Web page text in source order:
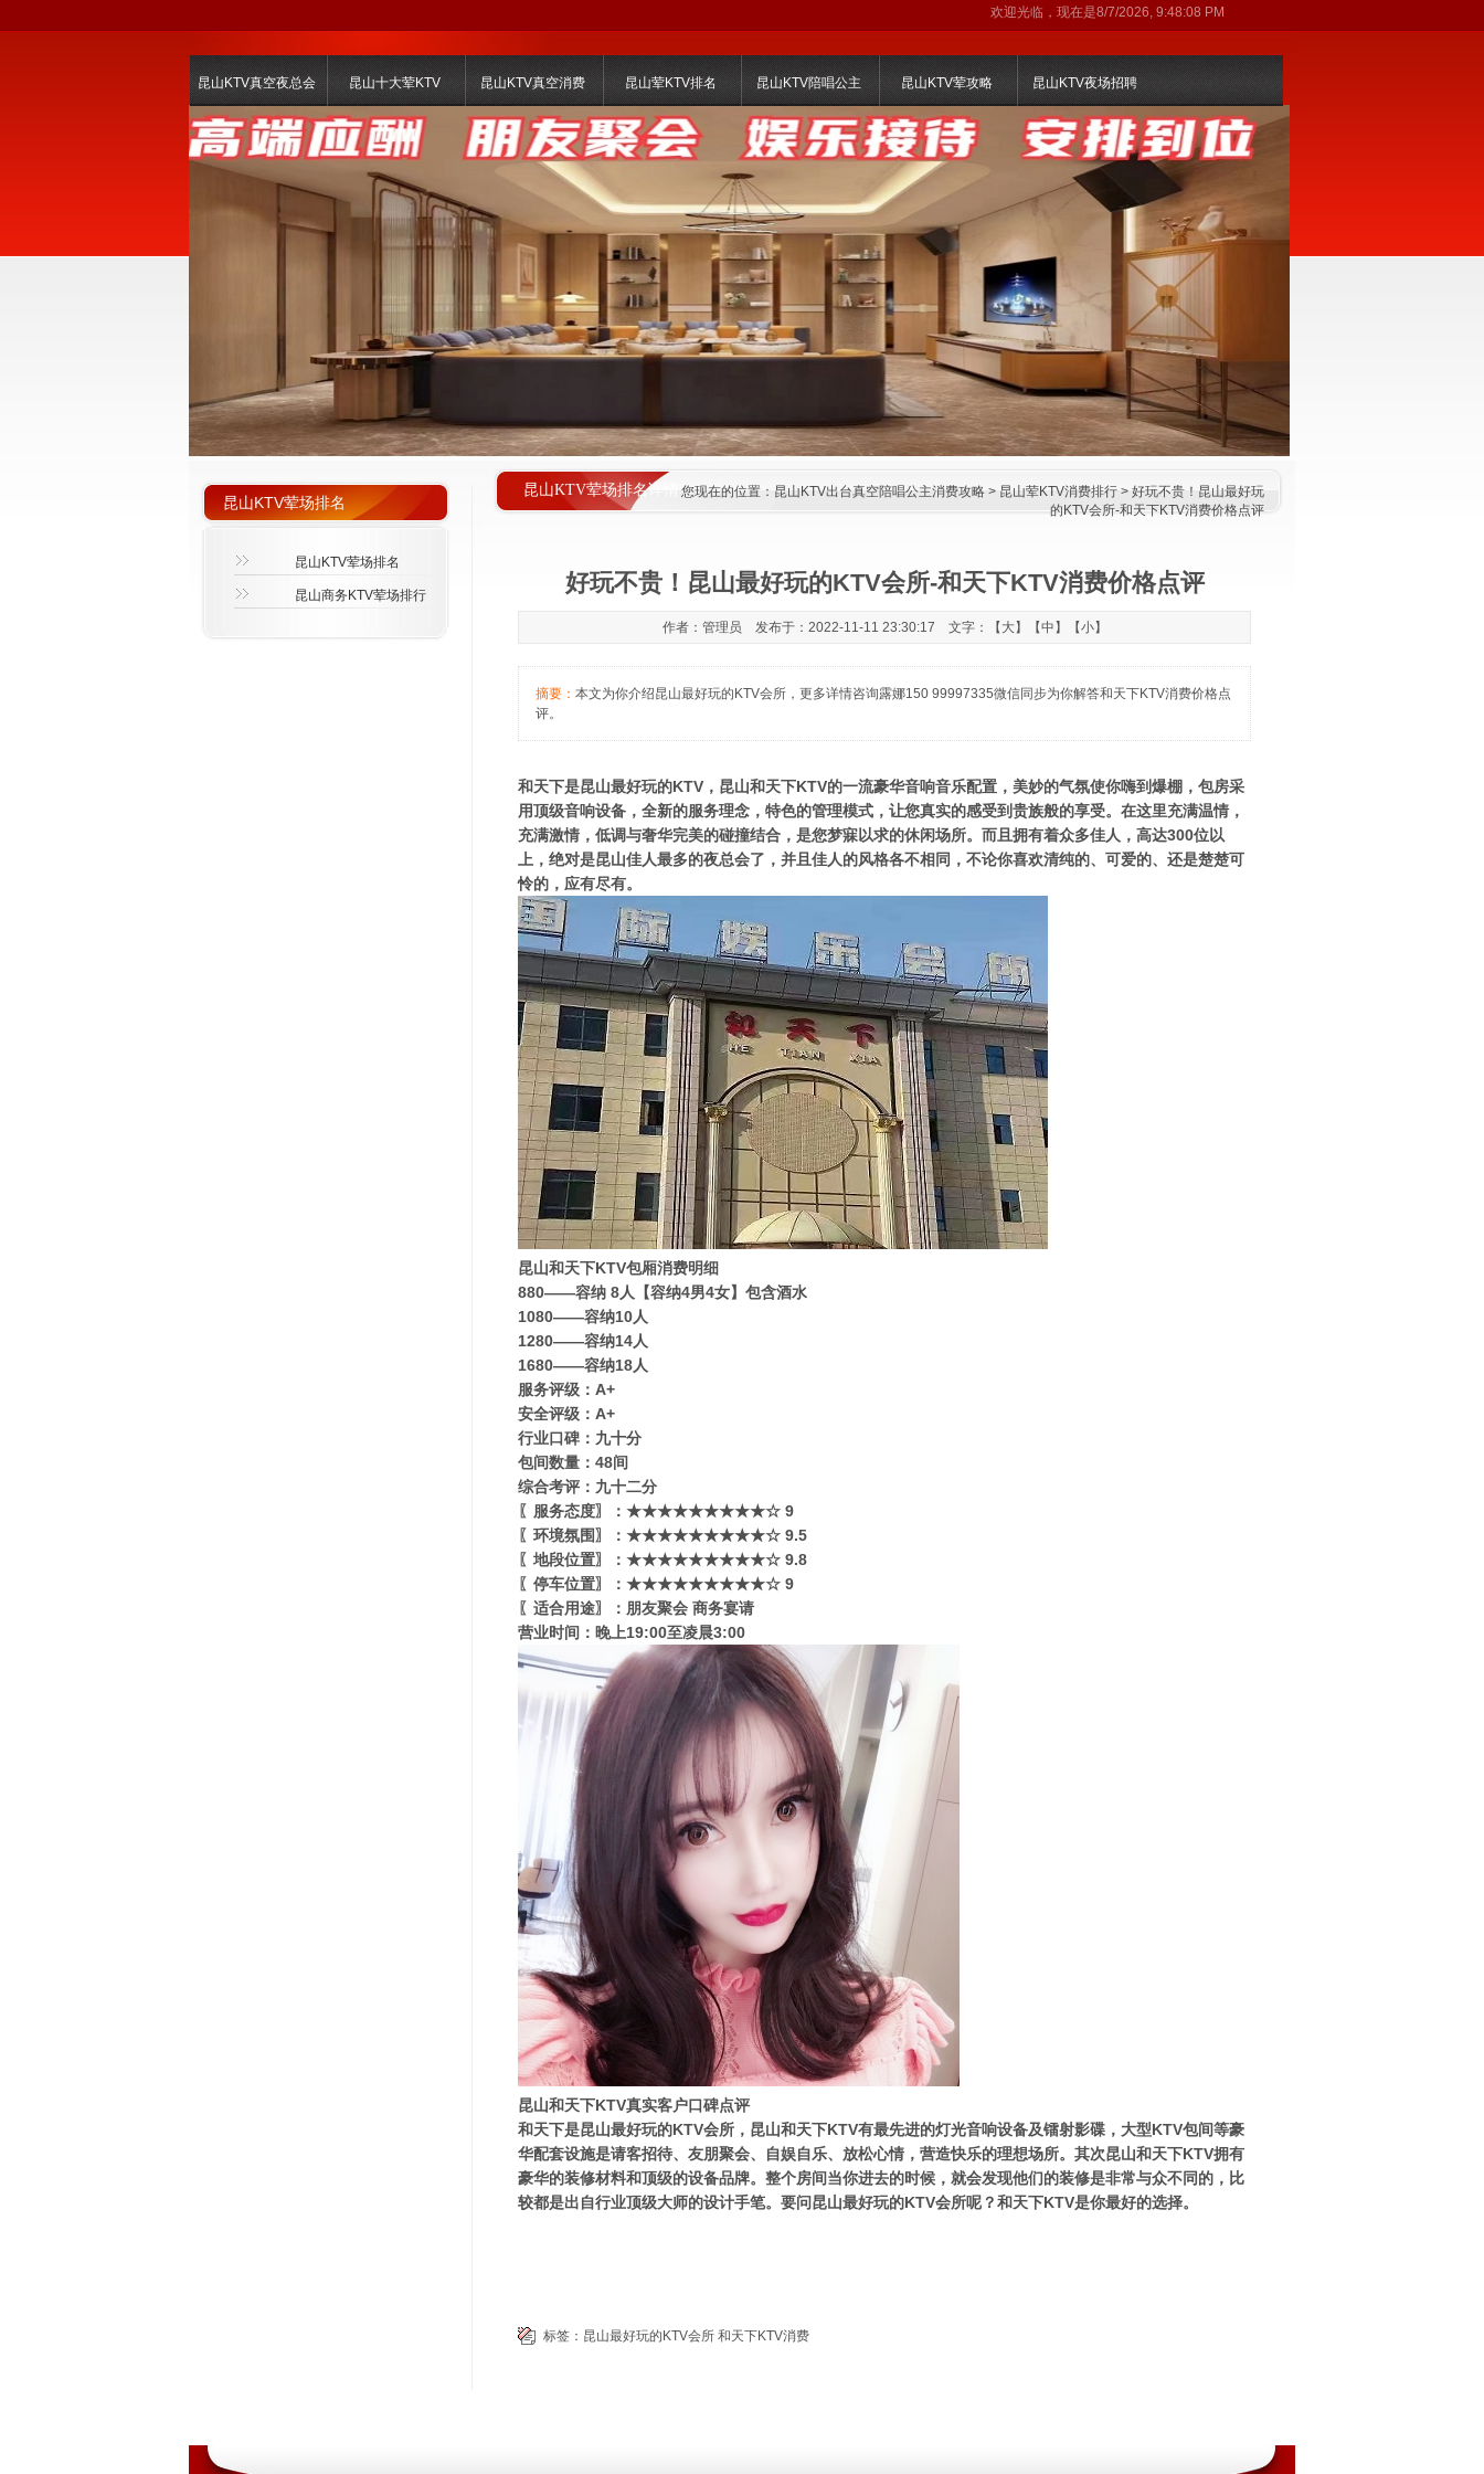
欢迎光临，现在是8/7/2026, 9:48:08 PM
昆山KTV真空夜总会 昆山十大荤KTV 昆山KTV真空消费 昆山荤KTV排名 昆山KTV陪唱公主 昆山KTV荤攻略 昆山KTV夜场招聘
昆山KTV荤场排名详情 您现在的位置： 昆山KTV出台真空陪唱公主消费攻略 > 昆山荤KTV消费排行 > 好玩不贵！昆山最好玩
的KTV会所-和天下KTV消费价格点评
昆山KTV荤场排名
昆山KTV荤场排名
昆山商务KTV荤场排行 好玩不贵！昆山最好玩的KTV会所-和天下KTV消费价格点评
作者：管理员 发布于：2022-11-11 23:30:17 文字：【 大】【中 】【小】
摘要： 本文为你介绍昆山最好玩的KTV会所，更多详情咨询露娜150 99997335微信同步为你解答和天下KTV消费价格点
评。
和天下是昆山最好玩的KTV，昆山和天下KTV的一流豪华音响音乐配置，美妙的气氛使你嗨到爆棚，包房采
用顶级音响设备，全新的服务理念，特色的管理模式，让您真实的感受到贵族般的享受。在这里充满温情，
充满激情，低调与奢华完美的碰撞结合，是您梦寐以求的休闲场所。而且拥有着众多佳人，高达300位以
上，绝对是昆山佳人最多的夜总会了，并且佳人的风格各不相同，不论你喜欢清纯的、可爱的、还是楚楚可
怜的，应有尽有。
昆山和天下KTV包厢消费明细
880——容纳 8人【容纳4男4女】包含酒水
1080——容纳10人
1280——容纳14人
1680——容纳18人
服务评级：A+
安全评级：A+
行业口碑：九十分
包间数量：48间
综合考评：九十二分
〖服务态度〗：★★★★★★★★★☆ 9
〖环境氛围〗：★★★★★★★★★☆ 9.5
〖地段位置〗：★★★★★★★★★☆ 9.8
〖停车位置〗：★★★★★★★★★☆ 9
〖适合用途〗：朋友聚会 商务宴请
营业时间：晚上19:00至凌晨3:00
昆山和天下KTV真实客户口碑点评
和天下是昆山最好玩的KTV会所，昆山和天下KTV有最先进的灯光音响设备及镭射影碟，大型KTV包间等豪
华配套设施是请客招待、友朋聚会、自娱自乐、放松心情，营造快乐的理想场所。其次昆山和天下KTV拥有
豪华的装修材料和顶级的设备品牌。整个房间当你进去的时候，就会发现他们的装修是非常与众不同的，比
较都是出自行业顶级大师的设计手笔。要问昆山最好玩的KTV会所呢？和天下KTV是你最好的选择。
标签： 昆山最好玩的KTV会所 和天下KTV消费